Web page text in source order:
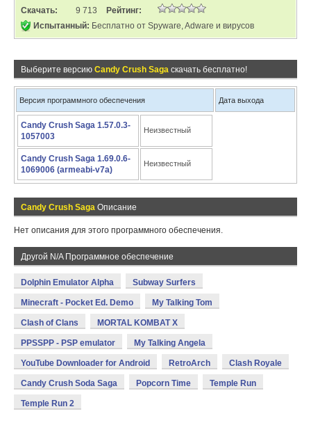
Скачать:
9 713
Рейтинг:
Испытанный: Бесплатно от Spyware, Adware и вирусов
Выберите версию Candy Crush Saga скачать бесплатно!
Версия программного обеспечения Дата выхода
Candy Crush Saga 1.57.0.3-
1057003
Неизвестный
Candy Crush Saga 1.69.0.6-
1069006 (armeabi-v7a)
Неизвестный
Candy Crush Saga Описание
Нет описания для этого программного обеспечения.
Другой N/A Программное обеспечение
Dolphin Emulator Alpha Subway Surfers
Minecraft - Pocket Ed. Demo My Talking Tom
Clash of Clans MORTAL KOMBAT X
PPSSPP - PSP emulator My Talking Angela
YouTube Downloader for Android RetroArch Clash Royale
Candy Crush Soda Saga Popcorn Time Temple Run
Temple Run 2